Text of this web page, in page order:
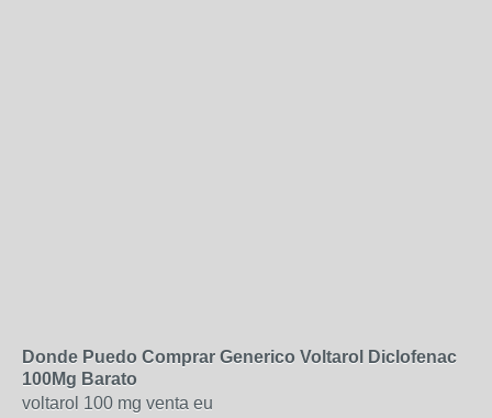
Donde Puedo Comprar Generico Voltarol Diclofenac
100Mg Barato
voltarol 100 mg venta eu